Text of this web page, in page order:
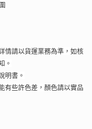
情請以貨運業務為準，如核
。
明書。
有些許色差，顏色請以實品